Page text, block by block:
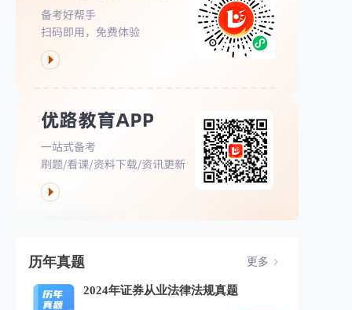
历年真题 更多
2024年证券从业法律法规真题